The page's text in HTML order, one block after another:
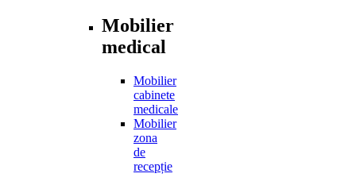
Mobilier
medical
Mobilier
cabinete
medicale
Mobilier
zona
de
recepție